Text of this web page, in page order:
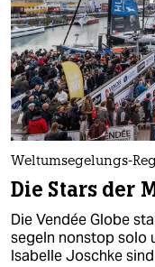
Weltumsegelungs-
Die Stars der
Die Vendée Globe
segeln nonstop solo
Isabelle Joschke